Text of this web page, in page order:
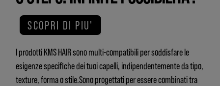
SCOPRI DI PIU'
I prodotti KMS HAIR sono multi-compatibili per soddisfare le
esigenze specifiche dei tuoi capelli, indipendentemente da tipo,
texture, forma o stile.Sono progettati per essere combinati tra